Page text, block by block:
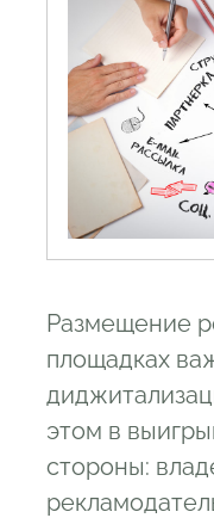
Размещение
площадках
этом в
стороны: